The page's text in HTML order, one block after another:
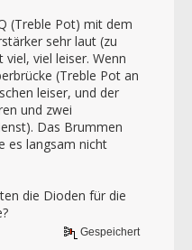
(Treble Pot) mit dem
sehr laut (zu
viel leiser. Wenn
(Treble Pot an
leiser, und der
und zwei
Das Brummen
es langsam nicht
die Dioden für die
Gespeichert